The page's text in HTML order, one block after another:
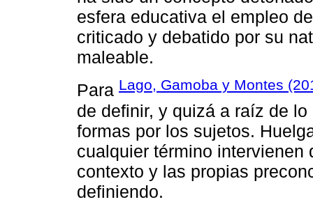
esfera educativa el empleo
criticado y debatido por su
maleable.
Para Lago, Gamoba y Montes
de definir, y quizá a raíz de
formas por los sujetos.
cualquier término
contexto y las propias
definiendo.